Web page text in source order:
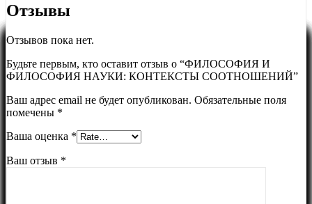
Отзывы
Отзывов пока нет.
Будьте первым, кто оставит отзыв о “ФИЛОСОФИЯ И
ФИЛОСОФИЯ НАУКИ: КОНТЕКСТЫ СООТНОШЕНИЙ”
Ваш адрес email не будет опубликован. Обязательные поля
помечены *
Ваша оценка *
Ваш отзыв *